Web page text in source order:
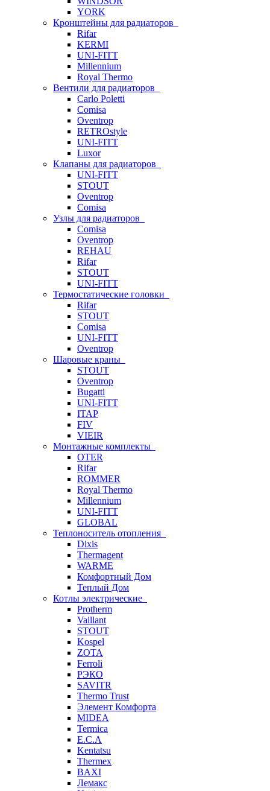
YORK
Кронштейны для радиаторов
Rifar
KERMI
UNI-FITT
Millennium
Royal Thermo
Вентили для радиаторов
Carlo Poletti
Comisa
Oventrop
RETROstyle
UNI-FITT
Luxor
Клапаны для радиаторов
UNI-FITT
STOUT
Oventrop
Comisa
Узлы для радиаторов
Comisa
Oventrop
REHAU
Rifar
STOUT
UNI-FITT
Термостатические головки
Rifar
STOUT
Comisa
UNI-FITT
Oventrop
Шаровые краны
STOUT
Oventrop
Bugatti
UNI-FITT
ITAP
FIV
VIEIR
Монтажные комплекты
OTER
Rifar
ROMMER
Royal Thermo
Millennium
UNI-FITT
GLOBAL
Теплоноситель отопления
Dixis
Thermagent
WARME
Комфортный Дом
Теплый Дом
Котлы электрические
Protherm
Vaillant
STOUT
Kospel
ZOTA
Ferroli
РЭКО
SAVITR
Thermo Trust
Элемент Комфорта
MIDEA
Termica
E.C.A
Kentatsu
Thermex
BAXI
Лемакс